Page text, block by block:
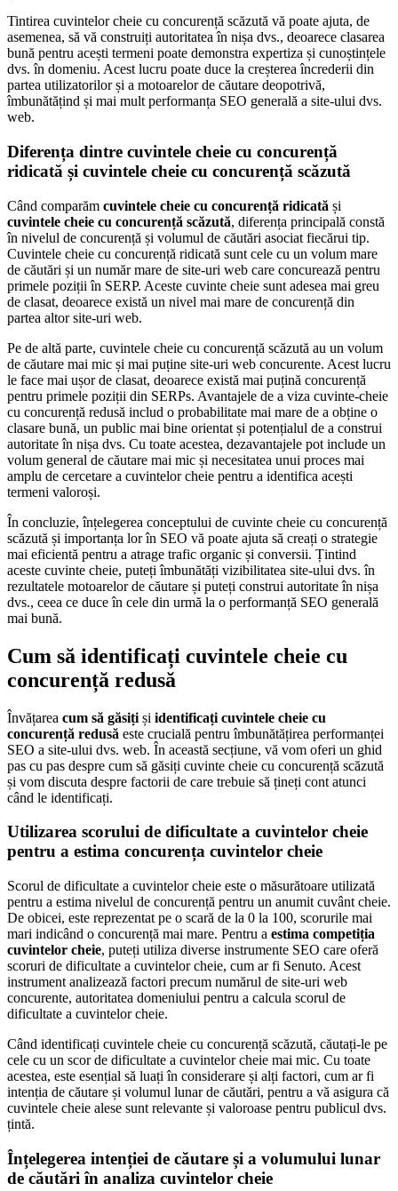
Tintirea cuvintelor cheie cu concurență scăzută vă poate ajuta, de
asemenea, să vă construiți autoritatea în nișa dvs., deoarece clasarea
bună pentru acești termeni poate demonstra expertiza și cunoștințele
dvs. în domeniu. Acest lucru poate duce la creșterea încrederii din
partea utilizatorilor și a motoarelor de căutare deopotrivă,
îmbunătățind și mai mult performanța SEO generală a site-ului dvs.
web.
Diferența dintre cuvintele cheie cu concurență
ridicată și cuvintele cheie cu concurență scăzută
Când comparăm cuvintele cheie cu concurență ridicată și
cuvintele cheie cu concurență scăzută, diferența principală constă
în nivelul de concurență și volumul de căutări asociat fiecărui tip.
Cuvintele cheie cu concurență ridicată sunt cele cu un volum mare
de căutări și un număr mare de site-uri web care concurează pentru
primele poziții în SERP. Aceste cuvinte cheie sunt adesea mai greu
de clasat, deoarece există un nivel mai mare de concurență din
partea altor site-uri web.
Pe de altă parte, cuvintele cheie cu concurență scăzută au un volum
de căutare mai mic și mai puține site-uri web concurente. Acest lucru
le face mai ușor de clasat, deoarece există mai puțină concurență
pentru primele poziții din SERPs. Avantajele de a viza cuvinte-cheie
cu concurență redusă includ o probabilitate mai mare de a obține o
clasare bună, un public mai bine orientat și potențialul de a construi
autoritate în nișa dvs. Cu toate acestea, dezavantajele pot include un
volum general de căutare mai mic și necesitatea unui proces mai
amplu de cercetare a cuvintelor cheie pentru a identifica acești
termeni valoroși.
În concluzie, înțelegerea conceptului de cuvinte cheie cu concurență
scăzută și importanța lor în SEO vă poate ajuta să creați o strategie
mai eficientă pentru a atrage trafic organic și conversii. Țintind
aceste cuvinte cheie, puteți îmbunătăți vizibilitatea site-ului dvs. în
rezultatele motoarelor de căutare și puteți construi autoritate în nișa
dvs., ceea ce duce în cele din urmă la o performanță SEO generală
mai bună.
Cum să identificați cuvintele cheie cu
concurență redusă
Învățarea cum să găsiți și identificați cuvintele cheie cu
concurență redusă este crucială pentru îmbunătățirea performanței
SEO a site-ului dvs. web. În această secțiune, vă vom oferi un ghid
pas cu pas despre cum să găsiți cuvinte cheie cu concurență scăzută
și vom discuta despre factorii de care trebuie să țineți cont atunci
când le identificați.
Utilizarea scorului de dificultate a cuvintelor cheie
pentru a estima concurența cuvintelor cheie
Scorul de dificultate a cuvintelor cheie este o măsurătoare utilizată
pentru a estima nivelul de concurență pentru un anumit cuvânt cheie.
De obicei, este reprezentat pe o scară de la 0 la 100, scorurile mai
mari indicând o concurență mai mare. Pentru a estima competiția
cuvintelor cheie, puteți utiliza diverse instrumente SEO care oferă
scoruri de dificultate a cuvintelor cheie, cum ar fi Senuto. Acest
instrument analizează factori precum numărul de site-uri web
concurente, autoritatea domeniului pentru a calcula scorul de
dificultate a cuvintelor cheie.
Când identificați cuvintele cheie cu concurență scăzută, căutați-le pe
cele cu un scor de dificultate a cuvintelor cheie mai mic. Cu toate
acestea, este esențial să luați în considerare și alți factori, cum ar fi
intenția de căutare și volumul lunar de căutări, pentru a vă asigura că
cuvintele cheie alese sunt relevante și valoroase pentru publicul dvs.
țintă.
Înțelegerea intenției de căutare și a volumului lunar
de căutări în analiza cuvintelor cheie